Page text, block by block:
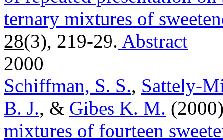
ternary mixtures of
28(3), 219-29. Abstract
2000
Schiffman, S. S., Sattely-
B. J., & Gibes K. M.
mixtures of fourteen